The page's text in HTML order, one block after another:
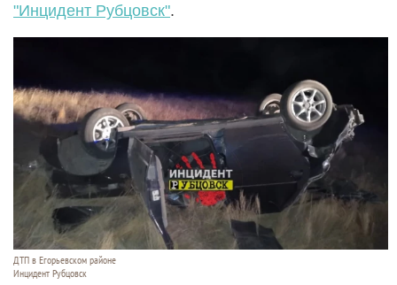
"Инцидент Рубцовск".
ДТП в Егорьевском районе
Инцидент Рубцовск